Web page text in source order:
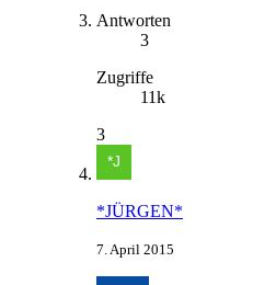
Antworten
3
Zugriffe
11k
3
*JÜRGEN*
7. April 2015